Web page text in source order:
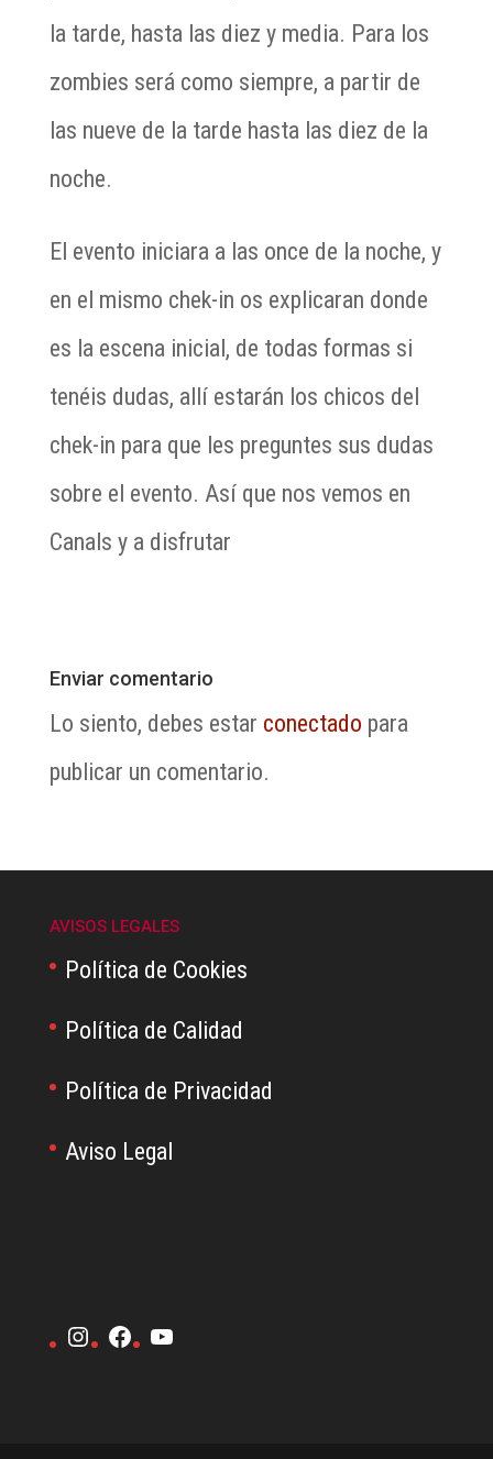
la tarde, hasta las diez y media. Para los
zombies será como siempre, a partir de
las nueve de la tarde hasta las diez de la
noche.
El evento iniciara a las once de la noche, y
en el mismo chek-in os explicaran donde
es la escena inicial, de todas formas si
tenéis dudas, allí estarán los chicos del
chek-in para que les preguntes sus dudas
sobre el evento. Así que nos vemos en
Canals y a disfrutar
Enviar comentario
Lo siento, debes estar conectado para
publicar un comentario.
AVISOS LEGALES
Política de Cookies
Política de Calidad
Política de Privacidad
Aviso Legal
Instagram
Facebook
YouTube